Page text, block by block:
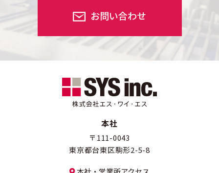
お問い合わせ
本社
〒111-0043
東京都台東区駒形2-5-8